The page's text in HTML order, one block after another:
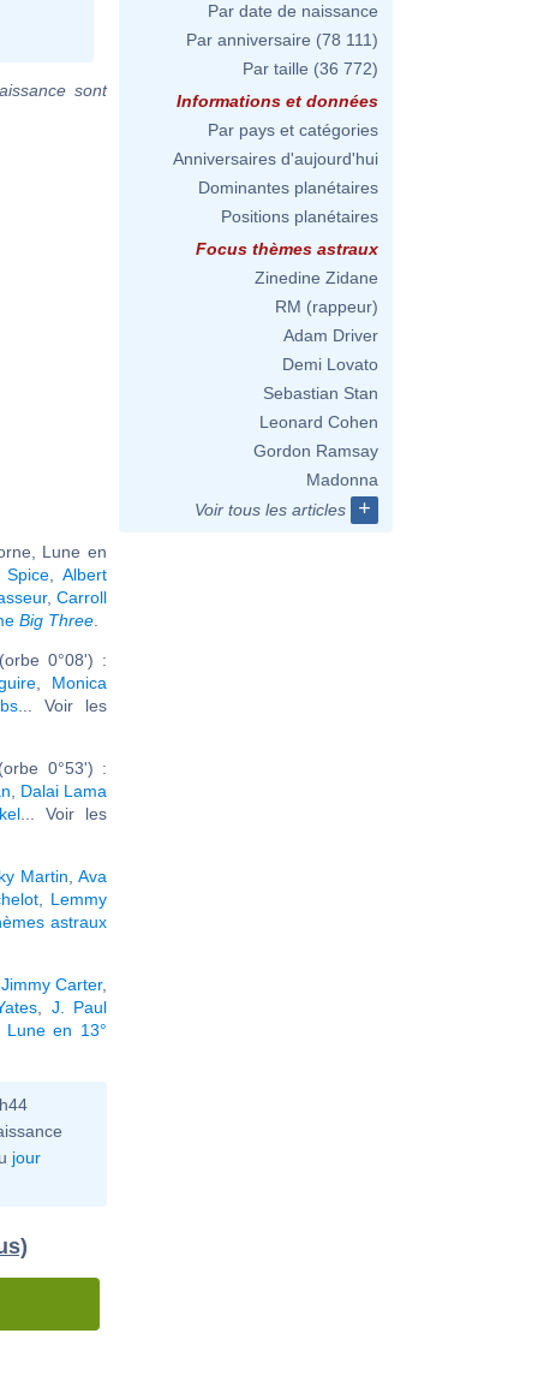
sont
Lune en
Spice, Albert
,Carroll
Big Three
0°08') :
Monica
... Voir les
0°53') :
Dalai Lama
... Voir les
Martin ,Ava
Lemmy
astraux
Jimmy Carter,
J. Paul
en 13°
jour
Par date de naissance
Par anniversaire (78 111)
Par taille (36 772)
Informations et données
Par pays et catégories
Anniversaires d'aujourd'hui
Dominantes planétaires
Positions planétaires
Focus thèmes astraux
Zinedine Zidane
RM (rappeur)
Adam Driver
Demi Lovato
Sebastian Stan
Leonard Cohen
Gordon Ramsay
Madonna
Voir tous les articles
+